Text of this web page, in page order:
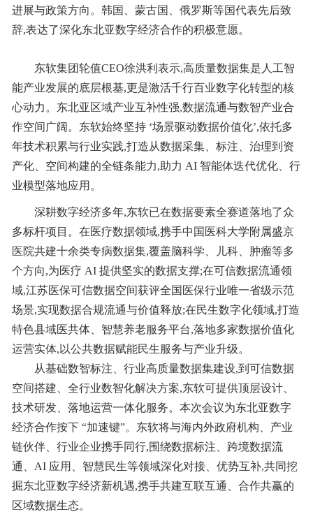
进展与政策方向。韩国、蒙古国、俄罗斯等国代表先后致
辞,表达了深化东北亚数字经济合作的积极意愿。
东软集团轮值CEO徐洪利表示,高质量数据集是人工智
能产业发展的底层根基,更是激活千行百业数字化转型的核
心动力。东北亚区域产业互补性强,数据流通与数智产业合
作空间广阔。东软始终坚持 ‘场景驱动数据价值化’,依托多
年技术积累与行业实践,打造从数据采集、标注、治理到资
产化、空间构建的全链条能力,助力 AI 智能体迭代优化、行
业模型落地应用。
深耕数字经济多年,东软已在数据要素全赛道落地了众
多标杆项目。在医疗数据领域,携手中国医科大学附属盛京
医院共建十余类专病数据集,覆盖脑科学、儿科、肿瘤等多
个方向,为医疗 AI 提供坚实的数据支撑;在可信数据流通领
域,江苏医保可信数据空间获评全国医保行业唯一省级示范
场景,实现数据合规流通与价值释放;在民生数字化领域,打造
特色县域医共体、智慧养老服务平台,落地多家数据价值化
运营实体,以公共数据赋能民生服务与产业升级。
从基础数智标注、行业高质量数据集建设,到可信数据
空间搭建、全行业数智化解决方案,东软可提供顶层设计、
技术研发、落地运营一体化服务。本次会议为东北亚数字
经济合作按下 “加速键”。东软将与海内外政府机构、产业
链伙伴、行业企业携手同行,围绕数据标注、跨境数据流
通、AI 应用、智慧民生等领域深化对接、优势互补,共同挖
掘东北亚数字经济新机遇,携手共建互联互通、合作共赢的
区域数据生态。